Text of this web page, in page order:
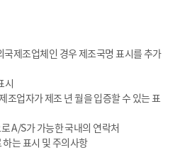
제조업체인 경우 제조국명 표시를 추가
시
조업자가 제조 년 월을 입증할 수 있는 표
A/S가 가능한 국내의 연락처
는 표시 및 주의사항